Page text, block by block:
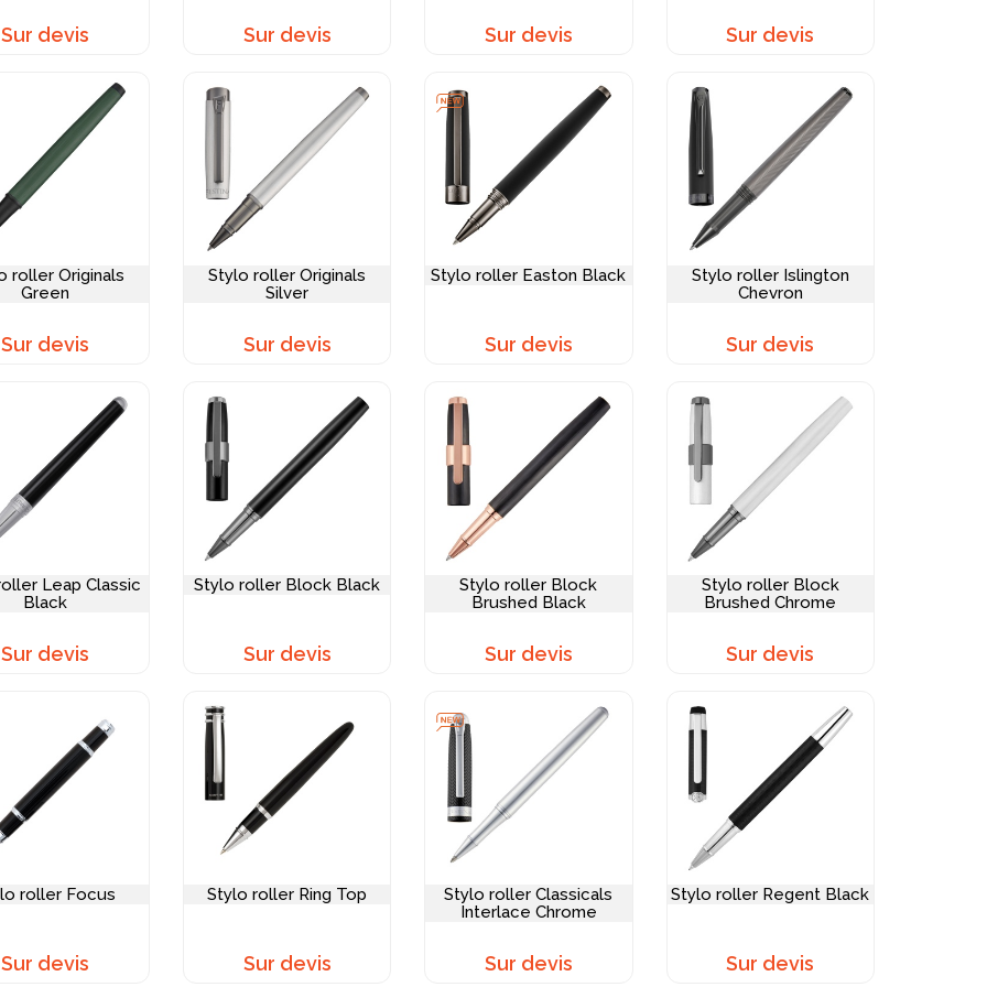
Sur devis Sur devis Sur devis Sur devis
roller Originals
Green
Sur devis
Stylo roller Originals
Silver
Sur devis
Stylo roller Easton Black
Sur devis
Stylo roller Islington
Chevron
Sur devis
Leap Classic
Black
Sur devis
Stylo roller Block Black
Sur devis
Stylo roller Block
Brushed Black
Sur devis
Stylo roller Block
Brushed Chrome
Sur devis
roller Focus
Sur devis
Stylo roller Ring Top
Sur devis
Stylo roller Classicals
Interlace Chrome
Sur devis
Stylo roller Regent Black
Sur devis